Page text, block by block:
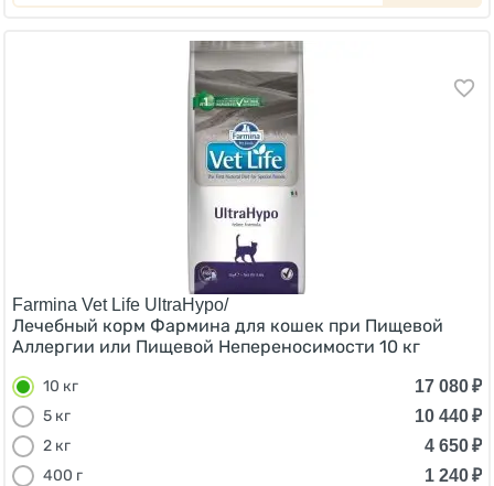
Farmina Vet Life UltraHypo/
Лечебный корм Фармина для кошек при Пищевой
Аллергии или Пищевой Непереносимости 10 кг
10 кг 17 080₽
5 кг
10 440₽
2 кг
4 650₽
400 г
1 240₽